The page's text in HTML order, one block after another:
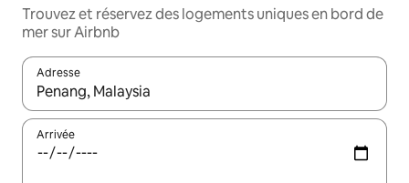
Trouvez et réservez des logements uniques en bord de
mer sur Airbnb
Adresse
Lorsque les résultats s'affichent, utilisez les flèches vers le
Arrivée